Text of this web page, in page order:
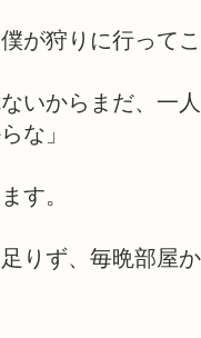
が狩りに行ってこ
いからまだ、一
な」
す。
りず、毎晩部屋